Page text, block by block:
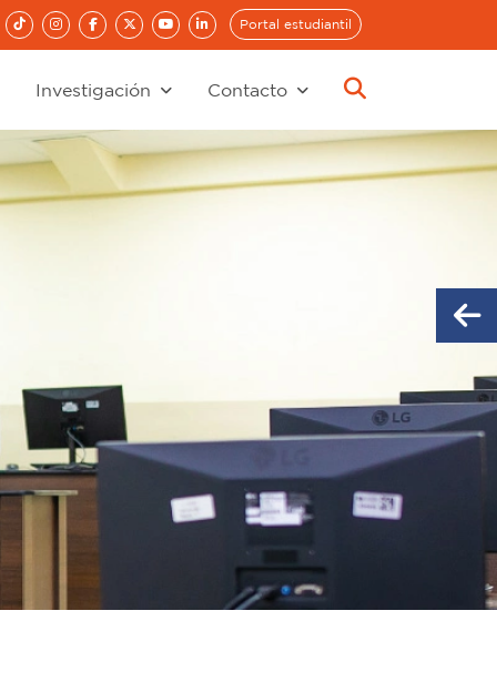
Portal estudiantil
Investigación Contacto